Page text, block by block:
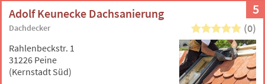
5
Adolf Keunecke Dachsanierung
Dachdecker (0)
Rahlenbeckstr. 1
31226 Peine
(Kernstadt Süd)